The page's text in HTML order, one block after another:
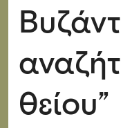
θείου”